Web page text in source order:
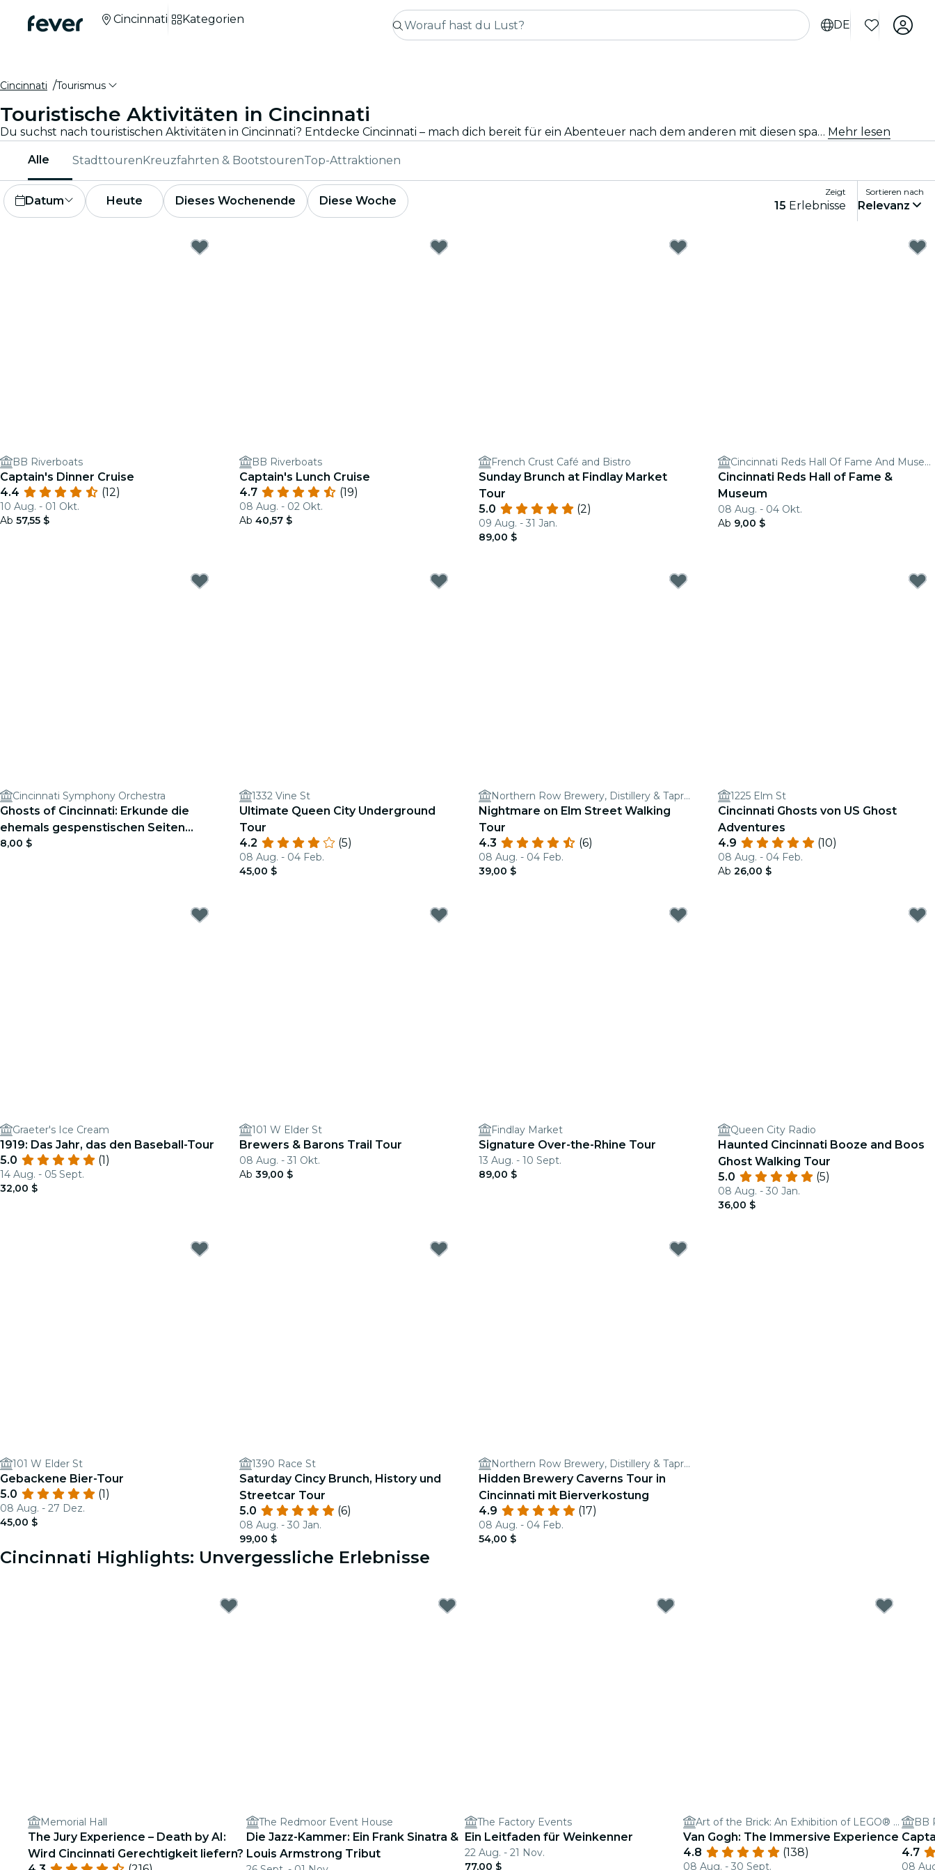
DE
Cincinnati Kategorien
Cincinnati Tourismus
Touristische Aktivitäten in Cincinnati
Du suchst nach touristischen Aktivitäten in Cincinnati? Entdecke Cincinnati – mach dich bereit für ein Abenteuer nach dem anderen mit diesen spannenden Erlebnissen, die speziell für Touristen entwickelt wurden. Erlebe das Beste von Cincinnati ! Mehr lesen
Alle StadttourenKreuzfahrten & BootstourenTop-Attraktionen
Datum Heute Dieses Wochenende Diese Woche
Zeigt
15 Erlebnisse
Sortieren nach
Relevanz
BB Riverboats
Captain's Dinner Cruise
4.4
(12)
10 Aug. - 01 Okt.
Ab 57,55 $
BB Riverboats
Captain's Lunch Cruise
4.7
(19)
08 Aug. - 02 Okt.
Ab 40,57 $
French Crust Café and Bistro
Sunday Brunch at Findlay Market
Tour
5.0
(2)
09 Aug. - 31 Jan.
89,00 $
Cincinnati Reds Hall Of Fame And Museum
Cincinnati Reds Hall of Fame &
Museum
08 Aug. - 04 Okt.
Ab 9,00 $
Cincinnati Symphony Orchestra
Ghosts of Cincinnati: Erkunde die
ehemals gespenstischen Seiten
Cincinnatis
8,00 $
1332 Vine St
Ultimate Queen City Underground
Tour
4.2
(5)
08 Aug. - 04 Feb.
45,00 $
Northern Row Brewery, Distillery & Taproom
Nightmare on Elm Street Walking
Tour
4.3
(6)
08 Aug. - 04 Feb.
39,00 $
1225 Elm St
Cincinnati Ghosts von US Ghost
Adventures
4.9
(10)
08 Aug. - 04 Feb.
Ab 26,00 $
Graeter's Ice Cream
1919: Das Jahr, das den Baseball-Tour
5.0
(1)
14 Aug. - 05 Sept.
32,00 $
101 W Elder St
Brewers & Barons Trail Tour
08 Aug. - 31 Okt.
Ab 39,00 $
Findlay Market
Signature Over-the-Rhine Tour
13 Aug. - 10 Sept.
89,00 $
Queen City Radio
Haunted Cincinnati Booze and Boos
Ghost Walking Tour
5.0
(5)
08 Aug. - 30 Jan.
36,00 $
101 W Elder St
Gebackene Bier-Tour
5.0
(1)
08 Aug. - 27 Dez.
45,00 $
1390 Race St
Saturday Cincy Brunch, History und
Streetcar Tour
5.0
(6)
08 Aug. - 30 Jan.
99,00 $
Northern Row Brewery, Distillery & Taproom
Hidden Brewery Caverns Tour in
Cincinnati mit Bierverkostung
4.9
(17)
08 Aug. - 04 Feb.
54,00 $
Cincinnati Highlights: Unvergessliche Erlebnisse
Memorial Hall
The Jury Experience – Death by AI:
Wird Cincinnati Gerechtigkeit liefern?
The Redmoor Event House
Die Jazz-Kammer: Ein Frank Sinatra &
Louis Armstrong Tribut
The Factory Events
Ein Leitfaden für Weinkenner
22 Aug. - 21 Nov.
77,00 $
Art of the Brick: An Exhibition of LEGO® Art
Van Gogh: The Immersive Experience
4.8
(138)
08 Aug. - 30 Sept.
BB
4.7
08